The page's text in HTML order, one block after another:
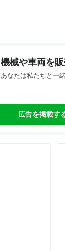
機械や車両を
あなたは私たちと一
広告を掲載す